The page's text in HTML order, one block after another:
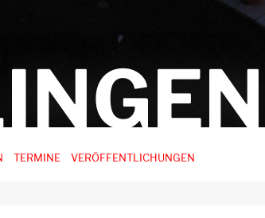
TERMINE VERÖFFENTLICHUNGEN